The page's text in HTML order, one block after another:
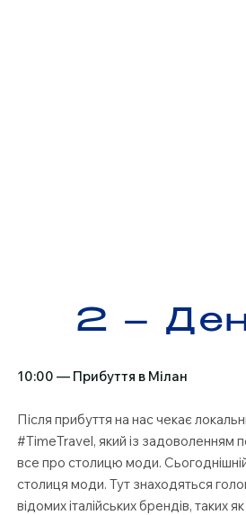
2 –
10:00 — Прибуття в Мілан
Після прибуття на нас чекає
#TimeTravel, який із задоволенням
все про столицю моди.
столиця моди. Тут знаходяться
відомих італійських брендів, таких